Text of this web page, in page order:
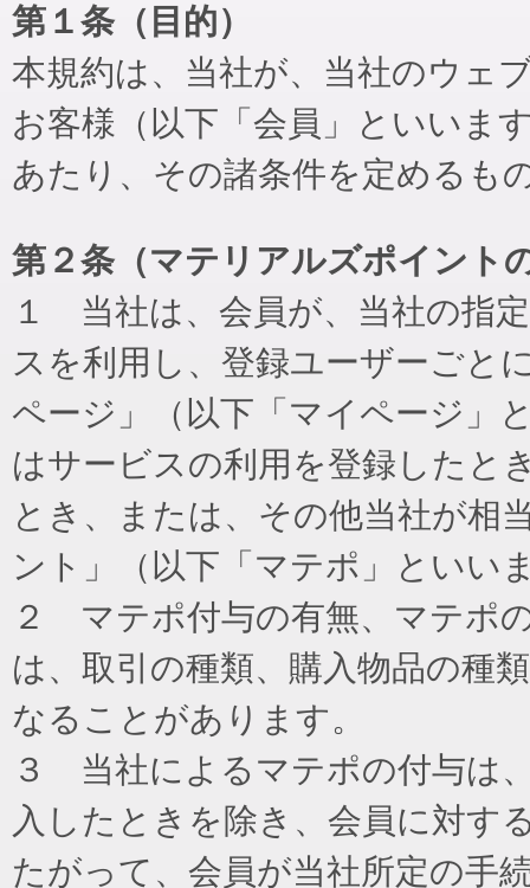
第１条（目的）
本規約は、当社が、当社のウェ
お客様（以下「会員」といいま
あたり、その諸条件を定めるも
第２条（マテリアルズポイント
１ 当社は、会員が、当社の指
スを利用し、登録ユーザーごと
ページ」（以下「マイページ」
はサービスの利用を登録したと
とき、または、その他当社が相
ント」（以下「マテポ」といい
２ マテポ付与の有無、マテポ
は、取引の種類、購入物品の種
なることがあります。
３ 当社によるマテポの付与は
入したときを除き、会員に対す
たがって、会員が当社所定の手